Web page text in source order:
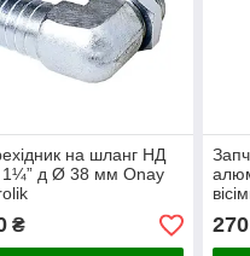
на шланг НД
1¼” д Ø 38 мм Onay
₴ 270